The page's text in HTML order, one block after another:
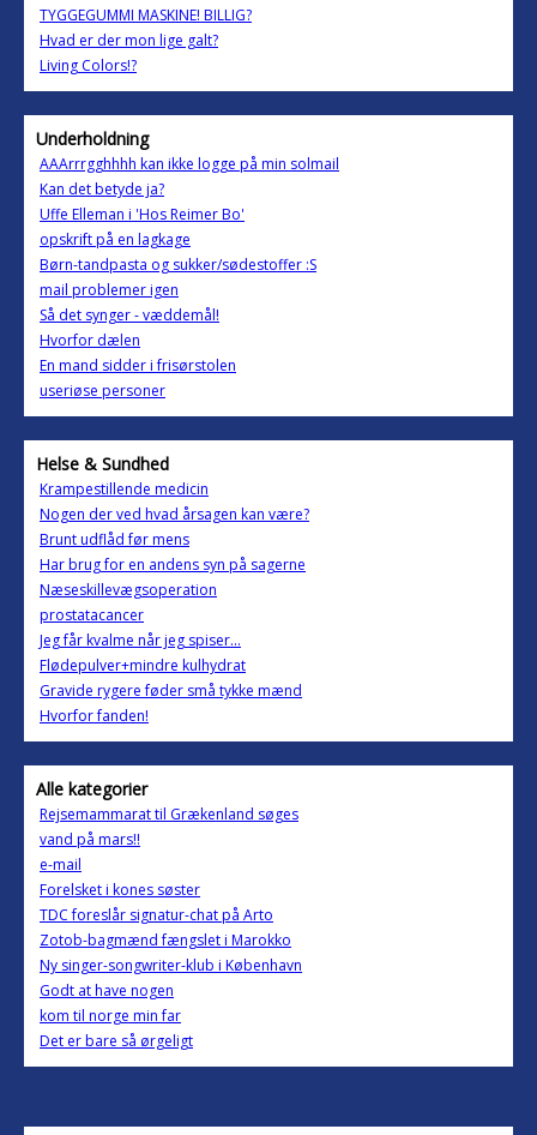
TYGGEGUMMI MASKINE! BILLIG?
Hvad er der mon lige galt?
Living Colors!?
Underholdning
AAArrrgghhhh kan ikke logge på min solmail
Kan det betyde ja?
Uffe Elleman i 'Hos Reimer Bo'
opskrift på en lagkage
Børn-tandpasta og sukker/sødestoffer :S
mail problemer igen
Så det synger - væddemål!
Hvorfor dælen
En mand sidder i frisørstolen
useriøse personer
Helse & Sundhed
Krampestillende medicin
Nogen der ved hvad årsagen kan være?
Brunt udflåd før mens
Har brug for en andens syn på sagerne
Næseskillevægsoperation
prostatacancer
Jeg får kvalme når jeg spiser...
Flødepulver+mindre kulhydrat
Gravide rygere føder små tykke mænd
Hvorfor fanden!
Alle kategorier
Rejsemammarat til Grækenland søges
vand på mars!!
e-mail
Forelsket i kones søster
TDC foreslår signatur-chat på Arto
Zotob-bagmænd fængslet i Marokko
Ny singer-songwriter-klub i København
Godt at have nogen
kom til norge min far
Det er bare så ørgeligt